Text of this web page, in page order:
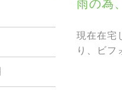
雨の為
現在在宅
り、ビフ